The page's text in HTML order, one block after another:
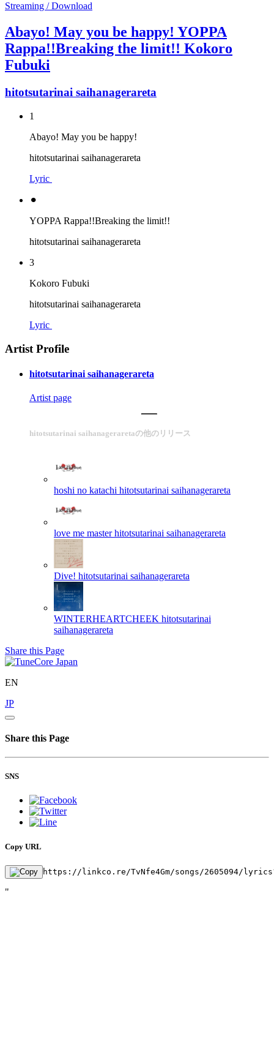
Streaming / Download
Abayo! May you be happy! YOPPA
Rappa!!Breaking the limit!! Kokoro
Fubuki
hitotsutarinai saihanagerareta
1
Abayo! May you be happy!
hitotsutarinai saihanagerareta
Lyric
⚫︎
YOPPA Rappa!!Breaking the limit!!
hitotsutarinai saihanagerareta
3
Kokoro Fubuki
hitotsutarinai saihanagerareta
Lyric
Artist Profile
hitotsutarinai saihanagerareta
Artist page
hitotsutarinai saihanageraretaの他のリリース
hoshi no katachi hitotsutarinai saihanagerareta
love me master hitotsutarinai saihanagerareta
Dive! hitotsutarinai saihanagerareta
WINTERHEARTCHEEK hitotsutarinai
saihanagerareta
Share this Page
EN
JP
Share this Page
SNS
Copy URL
https://linkco.re/TvNfe4Gm/songs/2605094/
"